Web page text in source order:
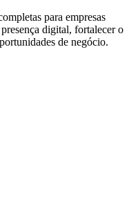
para empresas
digital, fortalecer o
de negócio.